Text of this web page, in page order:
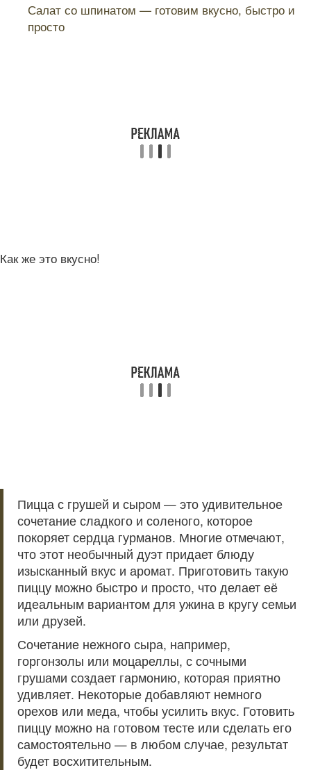
Салат со шпинатом — готовим вкусно, быстро и
просто
Как же это вкусно!
Пицца с грушей и сыром — это удивительное
сочетание сладкого и соленого, которое
покоряет сердца гурманов. Многие отмечают,
что этот необычный дуэт придает блюду
изысканный вкус и аромат. Приготовить такую
пиццу можно быстро и просто, что делает её
идеальным вариантом для ужина в кругу семьи
или друзей.
Сочетание нежного сыра, например,
горгонзолы или моцареллы, с сочными
грушами создает гармонию, которая приятно
удивляет. Некоторые добавляют немного
орехов или меда, чтобы усилить вкус. Готовить
пиццу можно на готовом тесте или сделать его
самостоятельно — в любом случае, результат
будет восхитительным.